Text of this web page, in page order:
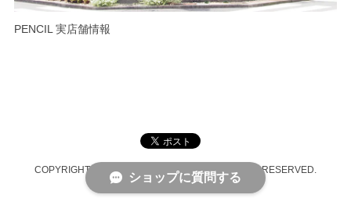
PENCIL 実店舗情報
COPYRIGHT © PENCIL ONLINE SHOP ALL RIGHTS RESERVED.
ショップに質問する